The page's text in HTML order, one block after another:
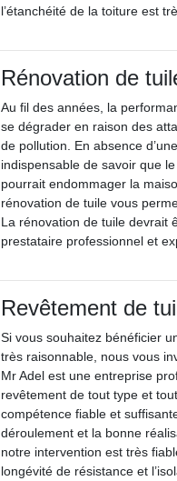
l’étanchéité de la toiture est
Rénovation de
Au fil des années, la
se dégrader en raison des
de pollution. En absence
indispensable de savoir que
pourrait endommager la
rénovation de tuile vous
La rénovation de tuile devrait
prestataire professionnel et
Revêtement de
Si vous souhaitez bénéficier
très raisonnable, nous vous
Mr Adel est une entreprise
revêtement de tout type et
compétence fiable et
déroulement et la bonne
notre intervention est très
longévité de résistance et